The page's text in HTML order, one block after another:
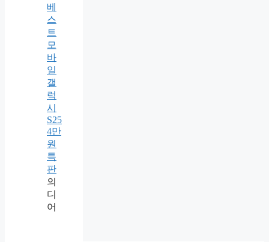
베
스
트
모
바
일
갤
럭
시
S25
4만
원
특
판
의
디
어